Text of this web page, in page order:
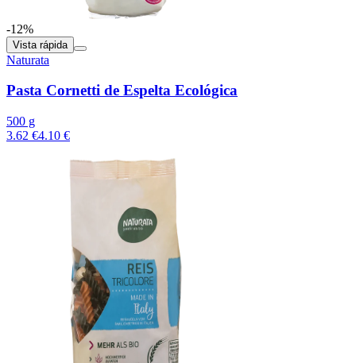
-12%
Vista rápida
Naturata
Pasta Cornetti de Espelta Ecológica
500 g
3.62 €4.10 €